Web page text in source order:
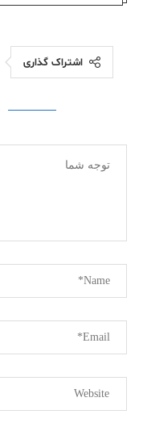
اشتراک گذاری